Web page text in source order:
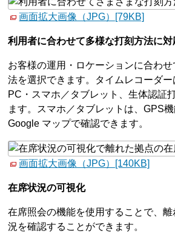
画面拡大画像（JPG）[79KB]
利用者に合わせて多様な打刻方法に対
お客様の運用・ロケーションに合わ
法を選択できます。タイムレコーダー
PC・スマホ／タブレット、生体認証
ます。スマホ／タブレットは、GPS
Google マップで確認できます。
画面拡大画像（JPG）[140KB]
在席状況の可視化
在席照会の機能を使用することで、
況を確認することができます。